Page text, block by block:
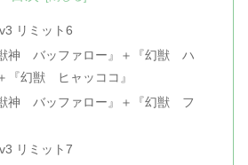
リミット6
神 バッファロー』＋『幻獣 ハ
『幻獣 ヒャッココ』
神 バッファロー』＋『幻獣 フ
リミット7